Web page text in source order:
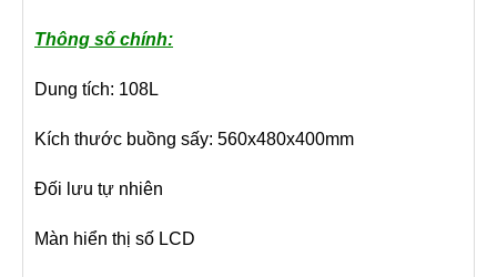
Thông số chính:
Dung tích: 108L
Kích thước buồng sấy: 560x480x400mm
Đối lưu tự nhiên
Màn hiển thị số LCD